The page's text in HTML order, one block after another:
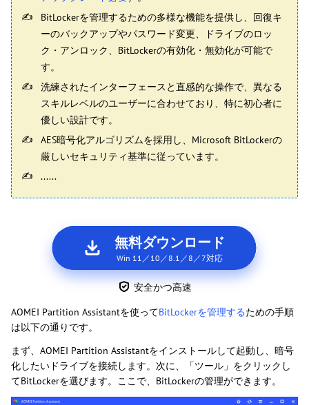
BitLockerを管理するための多様な機能を提供し、回復キ
ーのバックアップやパスワード変更、ドライブのロッ
ク・アンロック、BitLockerの有効化・無効化が可能で
す。
洗練されたインターフェースと直感的な操作で、異なる
スキルレベルのユーザーに合わせており、特に初心者に
優しい設計です。
AES暗号化アルゴリズムを採用し、Microsoft BitLockerの
厳しいセキュリティ基準に従っています。
......
無料ダウンロード
Win 11／10／8.1／8／7対応
安全かつ高速
AOMEI Partition Assistantを使ってBitLockerを管理するための手順
は以下の通りです。
まず、AOMEI Partition Assistantをインストールして起動し、暗号
化したいドライブを接続します。次に、「ツール」をクリックし
てBitLockerを選びます。ここで、BitLockerの管理ができます。